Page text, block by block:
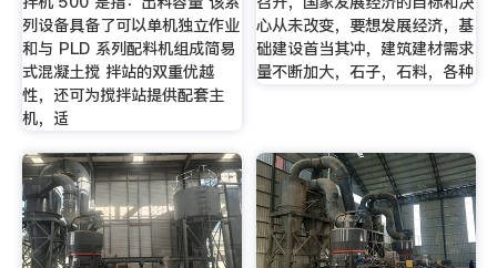
列设备具备了可以单机独立作业
和与 PLD 系列配料机组成简易
式混凝土搅 拌站的双重优越
性，还可为搅拌站提供配套主
机，适
心从未改变，要想发展经济，基
础建设首当其冲，建筑建材需求
量不断加大，石子，石料，各种